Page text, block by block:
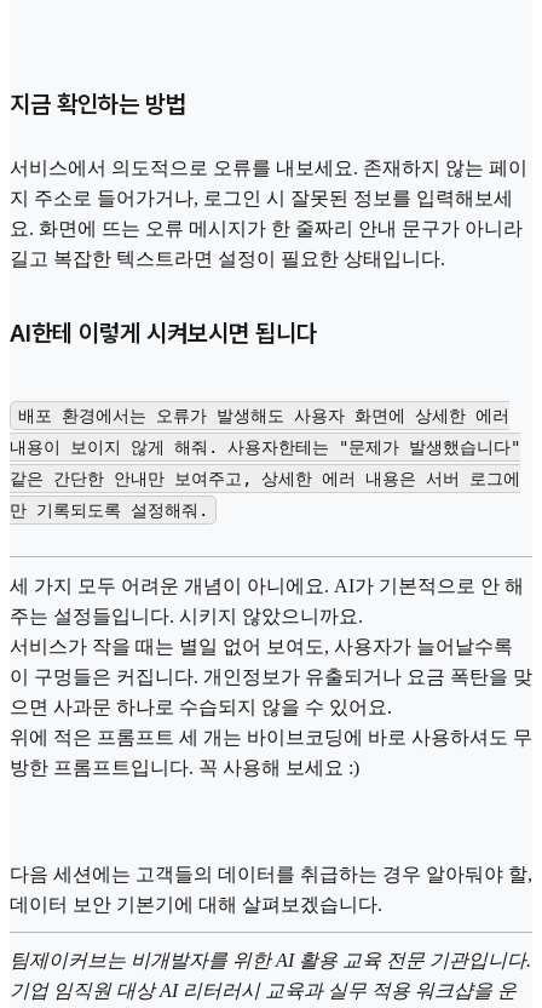
지금 확인하는 방법
서비스에서 의도적으로 오류를 내보세요. 존재하지 않는 페이
지 주소로 들어가거나, 로그인 시 잘못된 정보를 입력해보세
요. 화면에 뜨는 오류 메시지가 한 줄짜리 안내 문구가 아니라
길고 복잡한 텍스트라면 설정이 필요한 상태입니다.
AI한테 이렇게 시켜보시면 됩니다
배포 환경에서는 오류가 발생해도 사용자 화면에 상세한 에러
내용이 보이지 않게 해줘. 사용자한테는 "문제가 발생했습니다"
같은 간단한 안내만 보여주고, 상세한 에러 내용은 서버 로그에
만 기록되도록 설정해줘.
세 가지 모두 어려운 개념이 아니에요. AI가 기본적으로 안 해
주는 설정들입니다. 시키지 않았으니까요.
서비스가 작을 때는 별일 없어 보여도, 사용자가 늘어날수록
이 구멍들은 커집니다. 개인정보가 유출되거나 요금 폭탄을 맞
으면 사과문 하나로 수습되지 않을 수 있어요.
위에 적은 프롬프트 세 개는 바이브코딩에 바로 사용하셔도 무
방한 프롬프트입니다. 꼭 사용해 보세요 :)
다음 세션에는 고객들의 데이터를 취급하는 경우 알아둬야 할,
데이터 보안 기본기에 대해 살펴보겠습니다.
팀제이커브는 비개발자를 위한 AI 활용 교육 전문 기관입니다.
기업 임직원 대상 AI 리터러시 교육과 실무 적용 워크샵을 운